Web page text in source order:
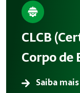
CLCB
Corpo de
Saiba mais